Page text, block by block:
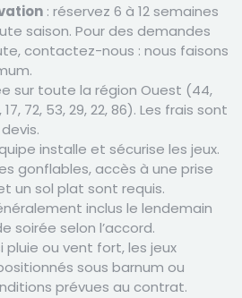
: réservez 6 à 12 semaines
saison. Pour des demandes
contactez-nous : nous faisons
sur toute la région Ouest (44,
72, 53, 29, 22, 86). Les frais sont
installe et sécurise les jeux.
gonflables, accès à une prise
un sol plat sont requis.
inclus le lendemain
soirée selon l’accord.
pluie ou vent fort, les jeux
sous barnum ou
prévues au contrat.